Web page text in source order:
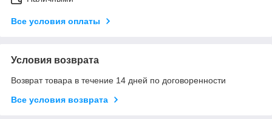
Все условия оплаты
Условия возврата
Возврат товара в течение 14 дней по договоренности
Все условия возврата